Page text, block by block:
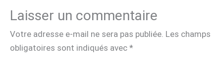
Laisser un commentaire
Votre adresse e-mail ne sera pas publiée. Les champs
obligatoires sont indiqués avec *